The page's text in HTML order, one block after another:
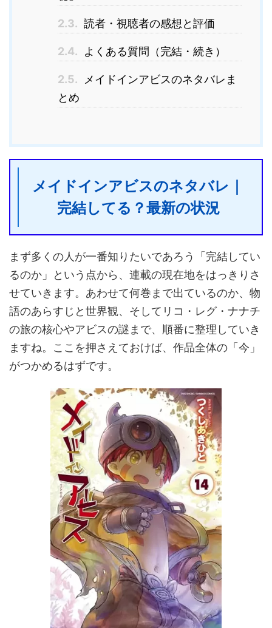
2.3. 読者・視聴者の感想と評価
2.4. よくある質問（完結・続き）
2.5.
メイドインアビスのネタバレま
とめ
メイドインアビスのネタバレ｜
完結してる？最新の状況
まず多くの人が一番知りたいであろう「完結してい
るのか」という点から、連載の現在地をはっきりさ
せていきます。あわせて何巻まで出ているのか、物
語のあらすじと世界観、そしてリコ・レグ・ナナチ
の旅の核心やアビスの謎まで、順番に整理していき
ますね。ここを押さえておけば、作品全体の「今」
がつかめるはずです。